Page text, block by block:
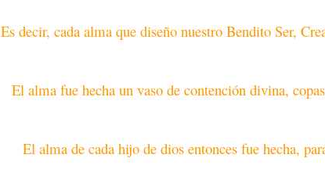
Es decir, cada alma que diseño nuestro Bendito Ser,
El alma fue hecha un vaso de contención divina,
El alma de cada hijo de dios entonces fue hecha,